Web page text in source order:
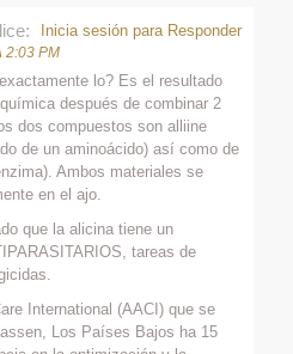
2:03 PM
lo? Es el resultado
después de combinar 2
dos compuestos son alliine
de un aminoácido) así como de
Ambos materiales se
en el ajo.
que la alicina tiene un
tareas de
International (AACI) que se
Los Países Bajos ha 15
Inicia sesión para Responder